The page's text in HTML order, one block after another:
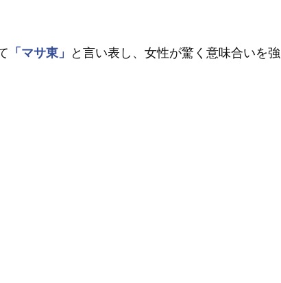
「マサ東」
と言い表し、女性が驚く意味合いを強